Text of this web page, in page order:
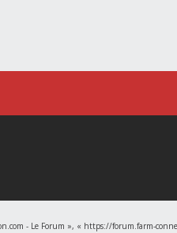
- Le Forum », « https://forum.farm-